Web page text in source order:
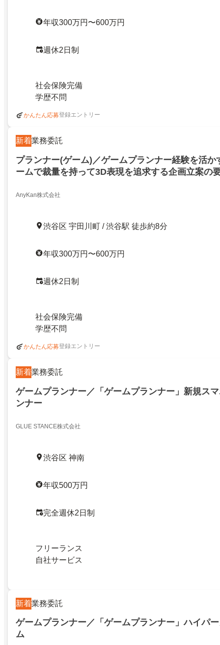
年収300万円〜600万円
週休2日制
社会保険完備
学歴不問
かんたん応募登録エントリー
新着業務委託
プランナー(ゲーム)／ゲームプランナー経験を活
ームで裁量を持って3D表現を追求する企画立案の
追求する企画立案の要へ／27748026
AnyKan株式会社
渋谷区 宇田川町 / 渋谷駅 徒歩約8分
年収300万円〜600万円
週休2日制
社会保険完備
学歴不問
かんたん応募登録エントリー
新着業務委託
ゲームプランナー／「ゲームプランナー」新規ス
ンナー
GLUE STANCE株式会社
渋谷区 神南
年収500万円
完全週休2日制
フリーランス
自社サービス
新着業務委託
ゲームプランナー／「ゲームプランナー」ハイパ
ム